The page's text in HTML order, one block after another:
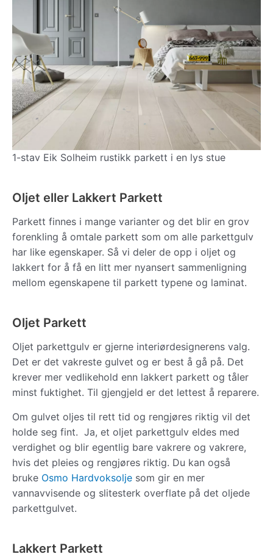
1-stav Eik Solheim rustikk parkett i en lys stue
Oljet eller Lakkert Parkett
Parkett finnes i mange varianter og det blir en grov
forenkling å omtale parkett som om alle parkettgulv
har like egenskaper. Så vi deler de opp i oljet og
lakkert for å få en litt mer nyansert sammenligning
mellom egenskapene til parkett typene og laminat.
Oljet Parkett
Oljet parkettgulv er gjerne interiørdesignerens valg.
Det er det vakreste gulvet og er best å gå på. Det
krever mer vedlikehold enn lakkert parkett og tåler
minst fuktighet. Til gjengjeld er det lettest å reparere.
Om gulvet oljes til rett tid og rengjøres riktig vil det
holde seg fint. Ja, et oljet parkettgulv eldes med
verdighet og blir egentlig bare vakrere og vakrere,
hvis det pleies og rengjøres riktig. Du kan også
bruke Osmo Hardvoksolje som gir en mer
vannavvisende og slitesterk overflate på det oljede
parkettgulvet.
Lakkert Parkett